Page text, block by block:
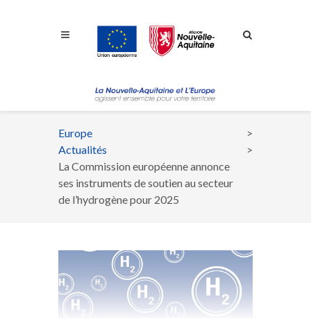
Fil
d'Ariane
Europe
Actualités
La Commission européenne annonce
ses instruments de soutien au secteur
de l’hydrogène pour 2025